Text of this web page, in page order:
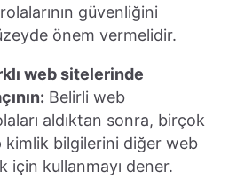
güvenliğini
önem vermelidir.
web sitelerinde
Belirli web
aldıktan sonra, birçok
kimlik bilgilerini diğer web
için kullanmayı dener.